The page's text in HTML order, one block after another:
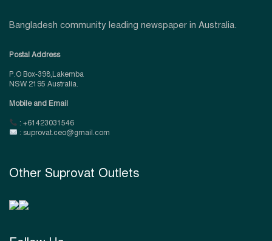
Bangladesh community leading newspaper in Australia.
Postal Address
P.O Box-398,Lakemba
NSW 2195 Australia.
Mobile and Email
: +61423031546
: suprovat.ceo@gmail.com
Other Suprovat Outlets